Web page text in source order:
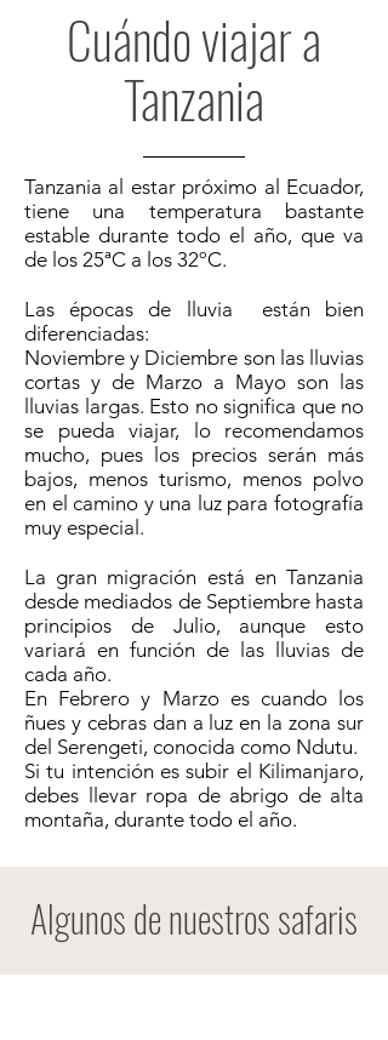
Cuándo viajar a
Tanzania
Tanzania al estar próximo al Ecuador,
tiene una temperatura bastante
estable durante todo el año, que va
de los 25ªC a los 32ºC.
Las épocas de lluvia están bien
diferenciadas:
Noviembre y Diciembre son las lluvias
cortas y de Marzo a Mayo son las
lluvias largas. Esto no significa que no
se pueda viajar, lo recomendamos
mucho, pues los precios serán más
bajos, menos turismo, menos polvo
en el camino y una luz para fotografía
muy especial.
La gran migración está en Tanzania
desde mediados de Septiembre hasta
principios de Julio, aunque esto
variará en función de las lluvias de
cada año.
En Febrero y Marzo es cuando los
ñues y cebras dan a luz en la zona sur
del Serengeti, conocida como Ndutu.
Si tu intención es subir el Kilimanjaro,
debes llevar ropa de abrigo de alta
montaña, durante todo el año.
Algunos de nuestros safaris